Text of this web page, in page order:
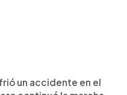
un accidente en el